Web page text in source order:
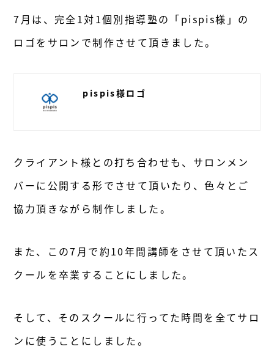
7月は、完全1対1個別指導塾の「pispis様」の
ロゴをサロンで制作させて頂きました。
pispis様ロゴ
クライアント様との打ち合わせも、サロンメン
バーに公開する形でさせて頂いたり、色々とご
協力頂きながら制作しました。
また、この7月で約10年間講師をさせて頂いたス
クールを卒業することにしました。
そして、そのスクールに行ってた時間を全てサロ
ンに使うことにしました。